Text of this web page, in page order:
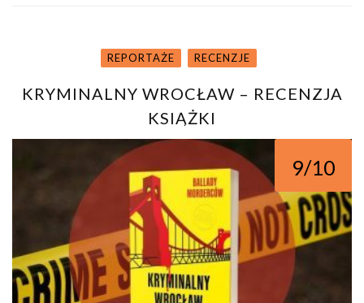
REPORTAŻE RECENZJE
KRYMINALNY WROCŁAW – RECENZJA
KSIĄŻKI
9/10